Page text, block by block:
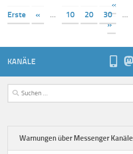
«
Erste
« ... 10 20 30 ...
»
KANÄLE
Suchen
nach:
Warnungen über Messenger Kanäle